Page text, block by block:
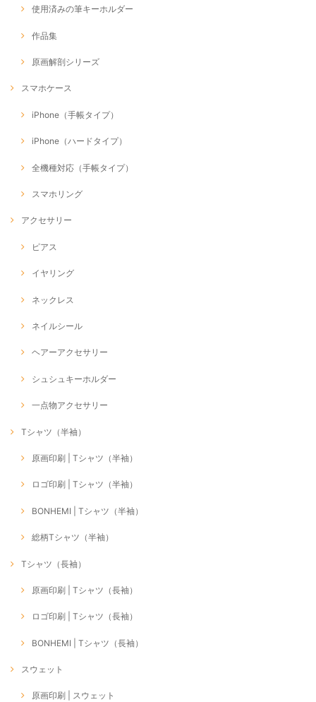
使用済みの筆キーホルダー
作品集
原画解剖シリーズ
スマホケース
iPhone（手帳タイプ）
iPhone（ハードタイプ）
全機種対応（手帳タイプ）
スマホリング
アクセサリー
ピアス
イヤリング
ネックレス
ネイルシール
ヘアーアクセサリー
シュシュキーホルダー
一点物アクセサリー
Tシャツ（半袖）
原画印刷 | Tシャツ（半袖）
ロゴ印刷 | Tシャツ（半袖）
BONHEMI | Tシャツ（半袖）
総柄Tシャツ（半袖）
Tシャツ（長袖）
原画印刷 | Tシャツ（長袖）
ロゴ印刷 | Tシャツ（長袖）
BONHEMI | Tシャツ（長袖）
スウェット
原画印刷 | スウェット